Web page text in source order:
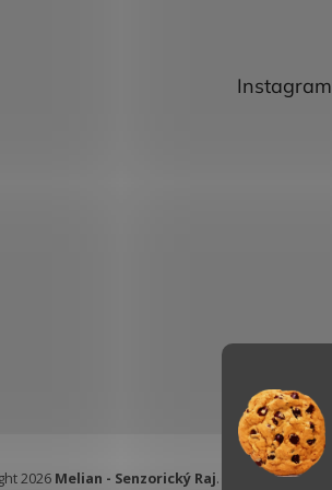
Instagram
2026 Melian - Senzorický Raj. Všetky práva